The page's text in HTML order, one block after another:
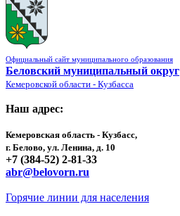
Официальный сайт муниципального образования
Беловский муниципальный округ
Кемеровской области - Кузбасса
Наш адрес:
Кемеровская область - Кузбасс,
г. Белово, ул. Ленина, д. 10
+7 (384-52) 2-81-33
abr@belovorn.ru
Горячие линии для населения